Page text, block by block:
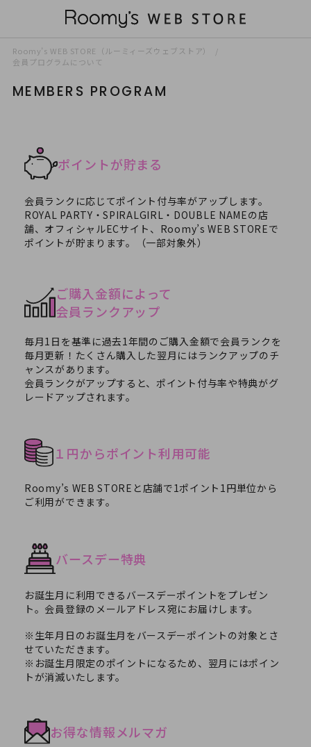
Roomy’s WEB STORE（ルーミィーズウェブストア）
会員プログラムについて
MEMBERS PROGRAM
ポイントが貯まる
会員ランクに応じてポイント付与率がアップします。
ROYAL PARTY・SPIRALGIRL・DOUBLE NAMEの店
舗、オフィシャルECサイト、Roomy’s WEB STOREで
ポイントが貯まります。（一部対象外）
ご購入金額によって
会員ランクアップ
毎月1日を基準に過去1年間のご購入金額で会員ランクを
毎月更新！たくさん購入した翌月にはランクアップのチ
ャンスがあります。
会員ランクがアップすると、ポイント付与率や特典がグ
レードアップされます。
１円からポイント利用可能
Roomy’s WEB STOREと店舗で1ポイント1円単位から
ご利用ができます。
バースデー特典
お誕生月に利用できるバースデーポイントをプレゼン
ト。会員登録のメールアドレス宛にお届けします。
※生年月日のお誕生月をバースデーポイントの対象とさ
せていただきます。
※お誕生月限定のポイントになるため、翌月にはポイン
トが消滅いたします。
お得な情報メルマガ